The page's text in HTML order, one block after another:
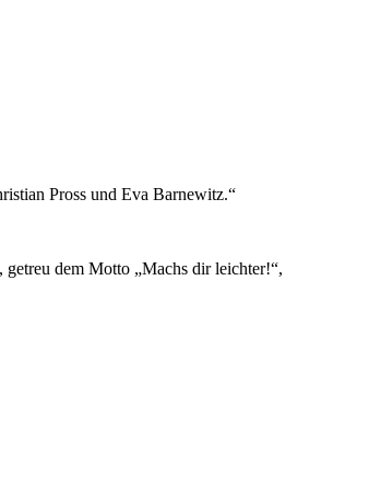
Pross und Eva Barnewitz.“
dem Motto „Machs dir leichter!“,